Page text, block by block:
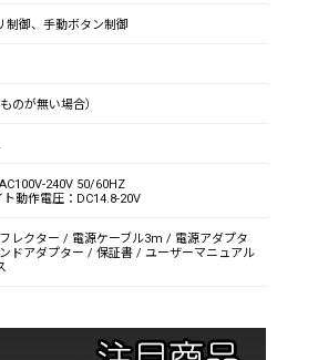
御、手動ボタン制御
のが無い場合）
240V 50/60HZ
動作電圧：DC14.8-20V
レクター / 電源ケーブル3m / 電源アダプタ
ドアダプター / 保証書 / ユーザーマニュアル